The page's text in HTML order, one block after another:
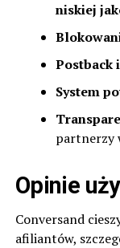
niskiej
Postback
System
partnerzy
Opinie
Conversand
afiliantów,